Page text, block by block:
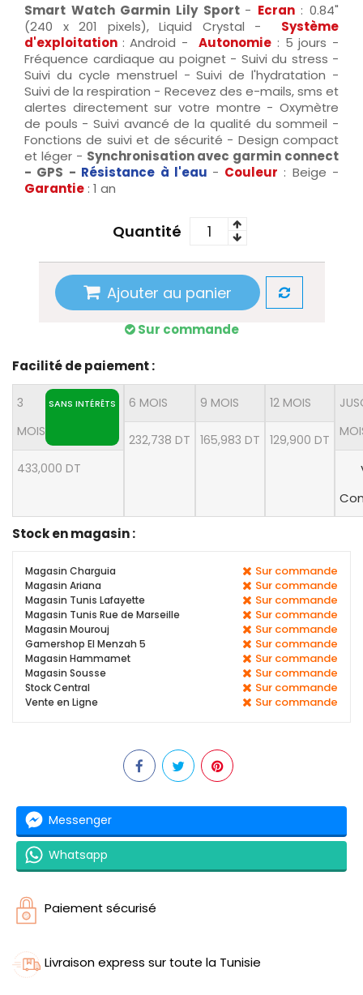
Smart Watch Garmin Lily Sport - Ecran : 0.84"
(240 x 201 pixels), Liquid Crystal - Système
d'exploitation : Android -Autonomie : 5 jours -
Fréquence cardiaque au poignet - Suivi du stress -
Suivi du cycle menstruel - Suivi de l'hydratation -
Suivi de la respiration - Recevez des e-mails, sms et
alertes directement sur votre montre - Oxymètre
de pouls - Suivi avancé de la qualité du sommeil -
Fonctions de suivi et de sécurité - Design compact
et léger - Synchronisation avec garmin connect
- GPS - Résistance à l'eau - Couleur : Beige -
Garantie : 1 an
Quantité
Ajouter au panier
Sur commande
Facilité de paiement :
3
MOIS
SANS INTÉRÊTS
433,000 DT
6 MOIS
232,738 DT
9 MOIS
165,983 DT
12 MOIS
129,900 DT
Stock en magasin :
Magasin Charguia Sur commande
Magasin Ariana Sur commande
Magasin Tunis Lafayette Sur commande
Magasin Tunis Rue de Marseille Sur commande
Magasin Mourouj Sur commande
Gamershop El Menzah 5 Sur commande
Magasin Hammamet Sur commande
Magasin Sousse Sur commande
Stock Central Sur commande
Vente en Ligne Sur commande
Messenger
Whatsapp
Paiement sécurisé
Livraison express sur toute la Tunisie